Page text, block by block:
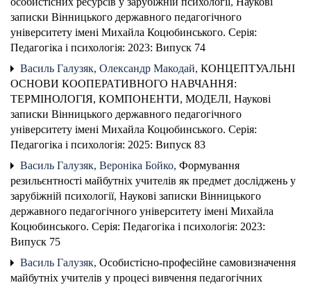
записки Вінницького державного педагогічного
університету імені Михайла Коцюбинського. Серія:
Педагогіка і психологія: 2023: Випуск 74
Василь Галузяк, Олександр Макодай, КОНЦЕПТУАЛЬНІ
ОСНОВИ КООПЕРАТИВНОГО НАВЧАННЯ:
ТЕРМІНОЛОГІЯ, КОМПОНЕНТИ, МОДЕЛІ, Наукові
записки Вінницького державного педагогічного
університету імені Михайла Коцюбинського. Серія:
Педагогіка і психологія: 2025: Випуск 83
Василь Галузяк, Вероніка Бойко, Формування
резильєнтності майбутніх учителів як предмет досліджень у
зарубіжній психології, Наукові записки Вінницького
державного педагогічного університету імені Михайла
Коцюбинського. Серія: Педагогіка і психологія: 2023:
Випуск 75
Василь Галузяк, Особистісно-професійне самовизначення
майбутніх учителів у процесі вивчення педагогічних